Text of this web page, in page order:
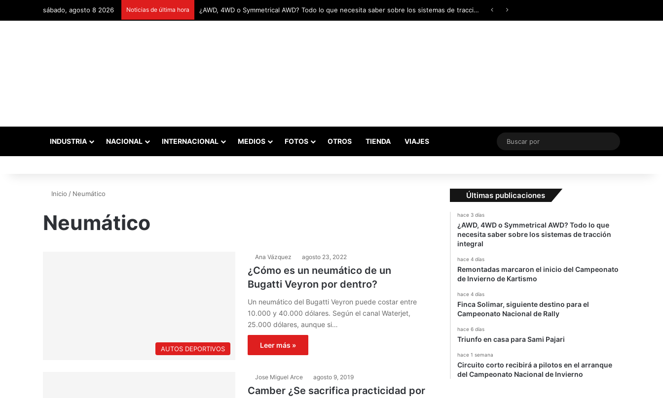
sábado, agosto 8 2026 Noticias de última hora ¿AWD, 4WD o Symmetrical AWD? Todo lo que necesita saber sobre los sistemas de tracción integral
INDUSTRIA NACIONAL INTERNACIONAL MEDIOS FOTOS OTROS TIENDA VIAJES
Buscar
por
Inicio / Neumático
Neumático
AUTOS DEPORTIVOS
Ana Vázquez agosto 23, 2022
¿Cómo es un neumático de un
Bugatti Veyron por dentro?
Un neumático del Bugatti Veyron puede costar entre
10.000 y 40.000 dólares. Según el canal Waterjet,
25.000 dólares, aunque si…
Leer más »
Jose Miguel Arce agosto 9, 2019
Camber ¿Se sacrifica practicidad por
Últimas publicaciones
hace 3 días
¿AWD, 4WD o Symmetrical AWD? Todo lo que
necesita saber sobre los sistemas de tracción
integral
hace 4 días
Remontadas marcaron el inicio del Campeonato
de Invierno de Kartismo
hace 4 días
Finca Solimar, siguiente destino para el
Campeonato Nacional de Rally
hace 6 días
Triunfo en casa para Sami Pajari
hace 1 semana
Circuito corto recibirá a pilotos en el arranque
del Campeonato Nacional de Invierno